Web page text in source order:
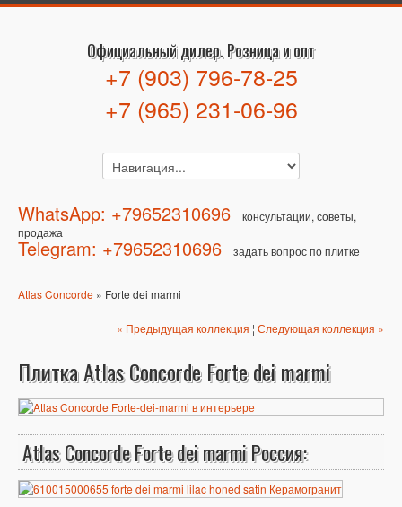
Официальный дилер. Розница и опт
+7 (903) 796-78-25
+7 (965) 231-06-96
WhatsApp: +79652310696
консультации, советы,
продажа
Telegram: +79652310696 задать вопрос по плитке
Atlas Concorde » Forte dei marmi
« Предыдущая коллекция ¦ Следующая коллекция »
Плитка Atlas Concorde Forte dei marmi
Atlas Concorde Forte dei marmi Россия: